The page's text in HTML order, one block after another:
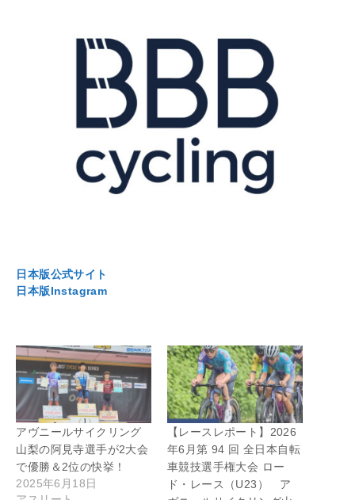
日本版公式サイト
日本版Instagram
アヴニールサイクリング
山梨の阿見寺選手が2大会
で優勝＆2位の快挙！
2025年6月18日
【レースレポート】2026
年6月第 94 回 全日本自転
車競技選手権大会 ロー
ド・レース（U23） ア